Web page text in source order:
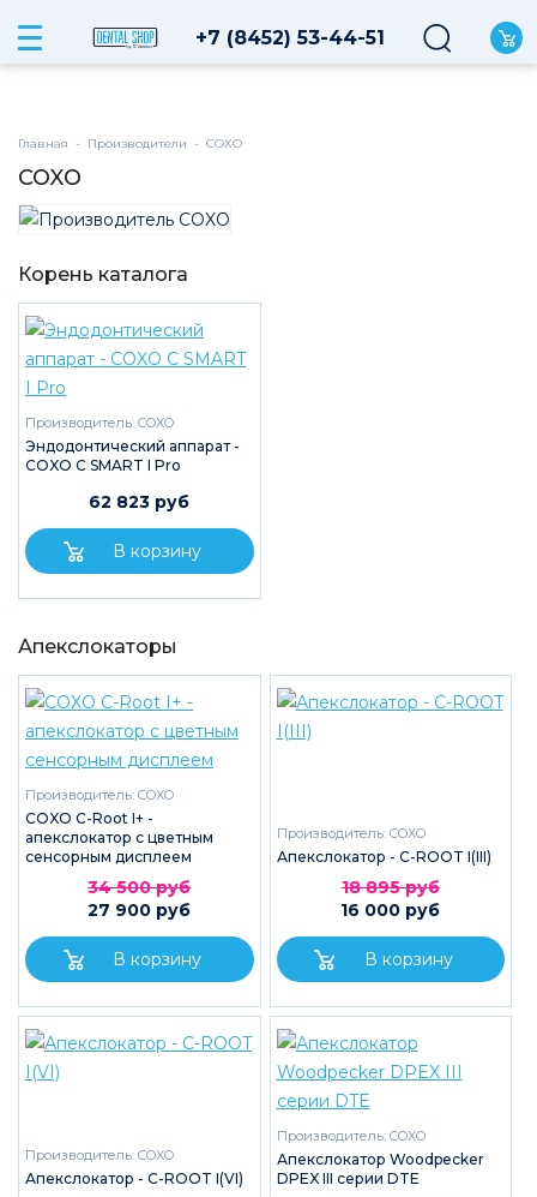
Главная - Производители - COXO
COXO
Корень каталога
Производитель: COXO
Эндодонтический аппарат -
COXO C SMART I Pro
62 823 руб
Апекслокаторы
Производитель: COXO
COXO C-Root I+ -
апекслокатор с цветным
сенсорным дисплеем
34 500 руб
27 900 руб
Производитель: COXO
Апекслокатор - C-ROOT I(III)
18 895 руб
16 000 руб
Производитель: COXO
Апекслокатор - C-ROOT I(VI)
Производитель: COXO
Апекслокатор Woodpecker
DPEX III серии DTE
+7 (8452) 53-44-51